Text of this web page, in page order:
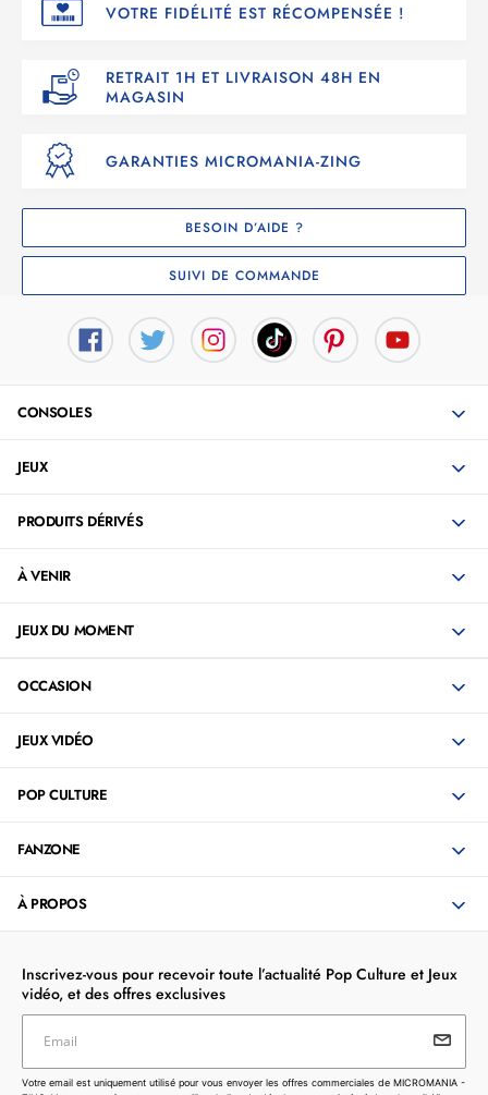
VOTRE FIDÉLITÉ EST RÉCOMPENSÉE !
RETRAIT 1H ET LIVRAISON 48H EN
MAGASIN
GARANTIES MICROMANIA-ZING
BESOIN D’AIDE ?
SUIVI DE COMMANDE
CONSOLES
JEUX
PRODUITS DÉRIVÉS
À VENIR
JEUX DU MOMENT
OCCASION
JEUX VIDÉO
POP CULTURE
FANZONE
À PROPOS
Inscrivez-vous pour recevoir toute l’actualité Pop Culture et Jeux
vidéo, et des offres exclusives
Votre email est uniquement utilisé pour vous envoyer les
offres commerciales de MICROMANIA - ZING. Vous pouvez
Email
Votre email est uniquement utilisé pour vous envoyer les offres commerciales de MICROMANIA -